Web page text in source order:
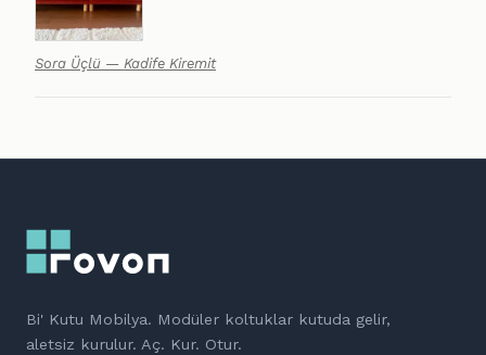
Sora Üçlü — Kadife Kiremit
Bi' Kutu Mobilya. Modüler koltuklar kutuda gelir,
aletsiz kurulur. Aç. Kur. Otur.